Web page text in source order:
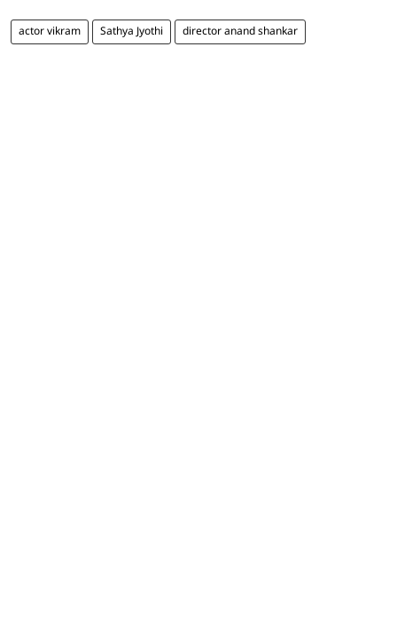
actor vikram Sathya Jyothi director anand shankar